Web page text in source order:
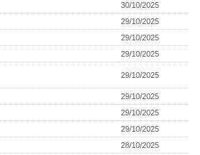
30/10/2025
29/10/2025
29/10/2025
29/10/2025
29/10/2025
29/10/2025
29/10/2025
29/10/2025
28/10/2025